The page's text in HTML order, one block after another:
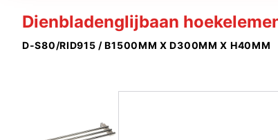
Dienbladenglijbaan
D-S80/RID915 / B1500MM X D300MM X H40MM